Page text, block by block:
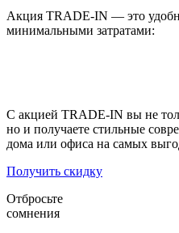
Акция TRADE-IN — это
минимальными затратами:
С акцией TRADE-IN вы не
но и получаете стильные
дома или офиса на самых
Получить скидку
Отбросьте
сомнения